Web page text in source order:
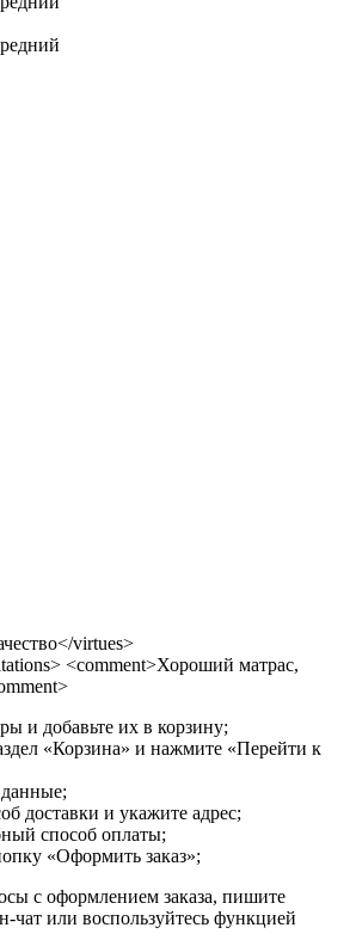
virtues>
<comment>Хороший матрас,
и добавьте их в корзину;
«Корзина» и нажмите «Перейти к
доставки и укажите адрес;
способ оплаты;
«Оформить заказ»;
с оформлением заказа, пишите
чат или воспользуйтесь функцией